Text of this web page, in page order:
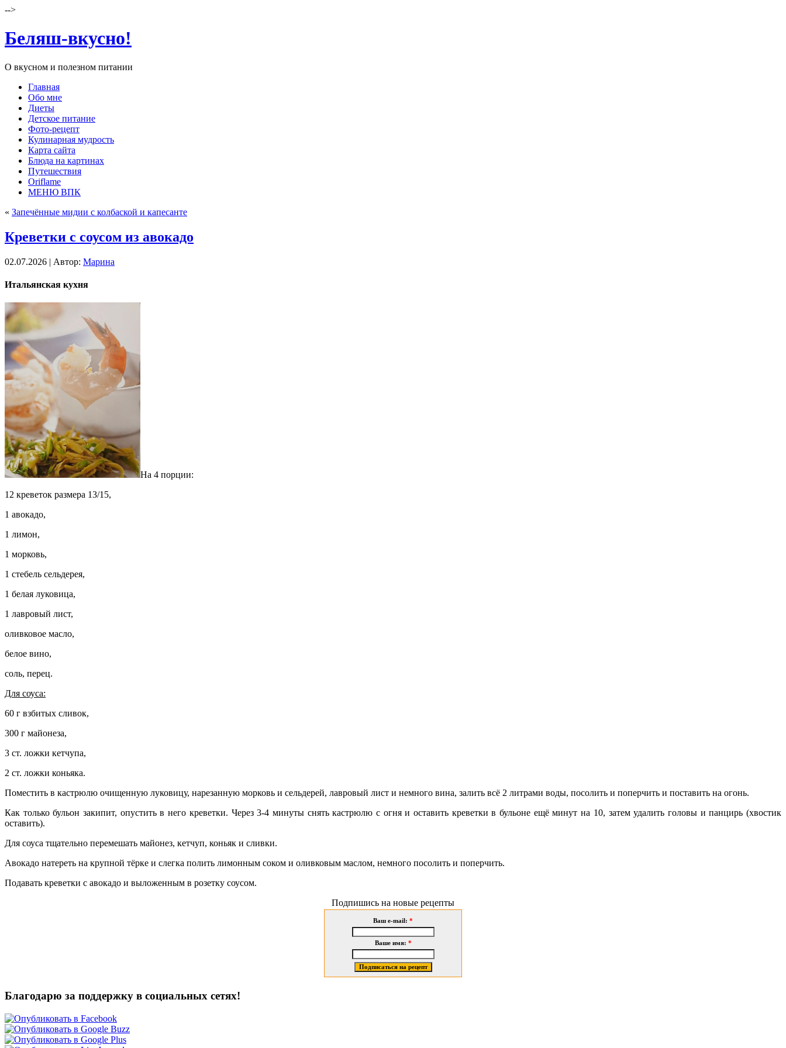
-->
Беляш-вкусно!
О вкусном и полезном питании
Главная
Обо мне
Диеты
Детское питание
Фото-рецепт
Кулинарная мудрость
Карта сайта
Блюда на картинах
Путешествия
Oriflame
МЕНЮ ВПК
« Запечённые мидии с колбаской и капесанте
Креветки с соусом из авокадо
02.07.2026 | Автор: Марина
Итальянская кухня
На 4 порции:
12 креветок размера 13/15,
1 авокадо,
1 лимон,
1 морковь,
1 стебель сельдерея,
1 белая луковица,
1 лавровый лист,
оливковое масло,
белое вино,
соль, перец.
Для соуса:
60 г взбитых сливок,
300 г майонеза,
3 ст. ложки кетчупа,
2 ст. ложки коньяка.
Поместить в кастрюлю очищенную луковицу, нарезанную морковь и сельдерей, лавровый лист и немного вина, залить всё 2 литрами воды, посолить и поперчить и поставить на огонь.
Как только бульон закипит, опустить в него креветки. Через 3-4 минуты снять кастрюлю с огня и оставить креветки в бульоне ещё минут на 10, затем удалить головы и панцирь (хвостик
оставить).
Для соуса тщательно перемешать майонез, кетчуп, коньяк и сливки.
Авокадо натереть на крупной тёрке и слегка полить лимонным соком и оливковым маслом, немного посолить и поперчить.
Подавать креветки с авокадо и выложенным в розетку соусом.
Подпишись на новые рецепты
Ваш e-mail: *
Ваше имя: *
Благодарю за поддержку в социальных сетях!